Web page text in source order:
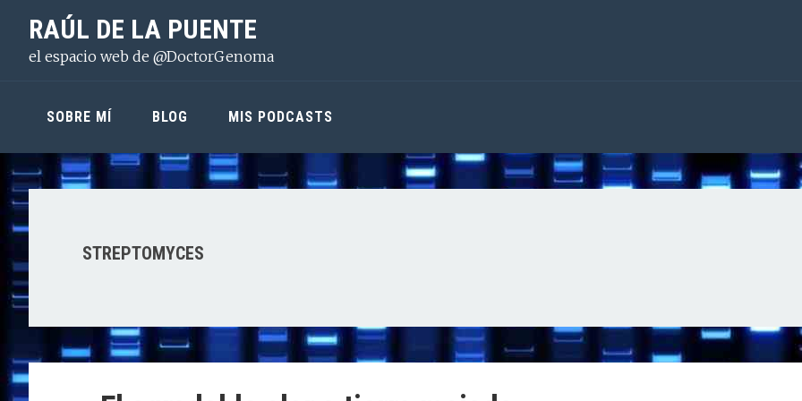
principal
contenido
lateral
RAÚL DE LA PUENTE
el espacio web de @DoctorGenoma
SOBRE MÍ BLOG MIS PODCASTS
STREPTOMYCES